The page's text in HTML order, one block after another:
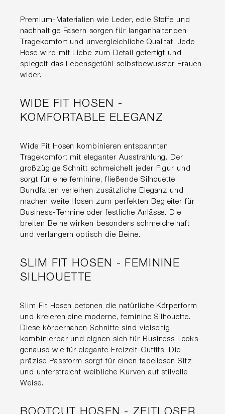
Premium-Materialien wie Leder, edle Stoffe und
nachhaltige Fasern sorgen für langanhaltenden
Tragekomfort und unvergleichliche Qualität. Jede
Hose wird mit Liebe zum Detail gefertigt und
spiegelt das Lebensgefühl selbstbewusster Frauen
wider.
WIDE FIT HOSEN -
KOMFORTABLE ELEGANZ
Wide Fit Hosen kombinieren entspannten
Tragekomfort mit eleganter Ausstrahlung. Der
großzügige Schnitt schmeichelt jeder Figur und
sorgt für eine feminine, fließende Silhouette.
Bundfalten verleihen zusätzliche Eleganz und
machen weite Hosen zum perfekten Begleiter für
Business-Termine oder festliche Anlässe. Die
breiten Beine wirken besonders schmeichelhaft
und verlängern optisch die Beine.
SLIM FIT HOSEN - FEMININE
SILHOUETTE
Slim Fit Hosen betonen die natürliche Körperform
und kreieren eine moderne, feminine Silhouette.
Diese körpernahen Schnitte sind vielseitig
kombinierbar und eignen sich für Business Looks
genauso wie für elegante Freizeit-Outfits. Die
präzise Passform sorgt für einen tadellosen Sitz
und unterstreicht weibliche Kurven auf stilvolle
Weise.